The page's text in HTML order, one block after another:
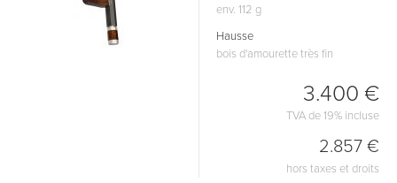
env. 112 g
Hausse
bois d'amourette très fin
3.400 €
TVA de 19% incluse
2.857 €
hors taxes et droits